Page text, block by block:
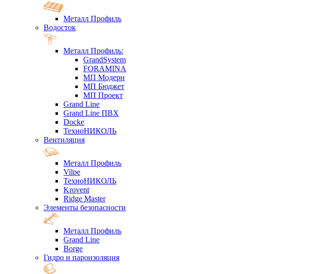
Металл Профиль
Водосток
Металл Профиль:
GrandSystem
FORAMINA
МП Модерн
МП Бюджет
МП Проект
Grand Line
Grand Line ПВХ
Docke
ТехноНИКОЛЬ
Вентиляция
Металл Профиль
Vilpe
ТехноНИКОЛЬ
Krovent
Ridge Master
Элементы безопасности
Металл Профиль
Grand Line
Borge
Гидро и пароизоляция